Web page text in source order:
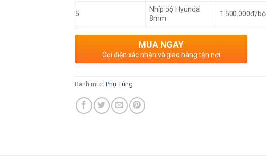
5
Nhíp bộ Hyundai
8mm
1.500.000đ/bộ
MUA NGAY
Gọi điện xác nhận và giao hàng tận nơi
Danh mục: Phụ Tùng